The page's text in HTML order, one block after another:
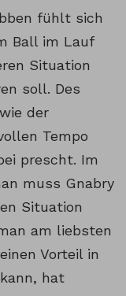
fühlt sich
Ball im Lauf
Situation
soll. Des
der
Tempo
prescht. Im
muss Gnabry
Situation
am liebsten
Vorteil in
hat